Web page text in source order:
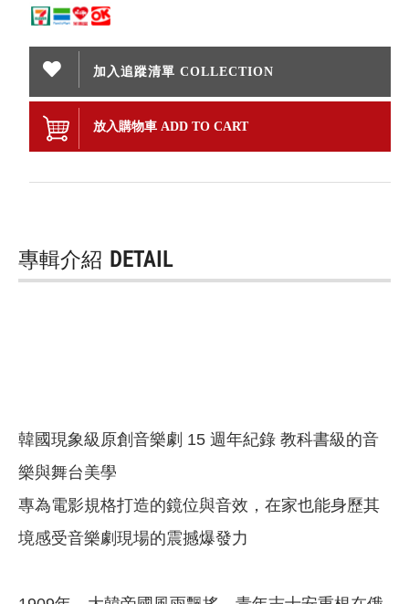
加入追蹤清單 COLLECTION
放入購物車 ADD TO CART
專輯介紹 DETAIL
韓國現象級原創音樂劇 15 週年紀錄 教科書級的音
樂與舞台美學
專為電影規格打造的鏡位與音效，在家也能身歷其
境感受音樂劇現場的震撼爆發力